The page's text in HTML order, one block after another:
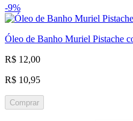
-9%
Óleo de Banho Muriel Pistache
R$ 12,00
R$ 10,95
Comprar